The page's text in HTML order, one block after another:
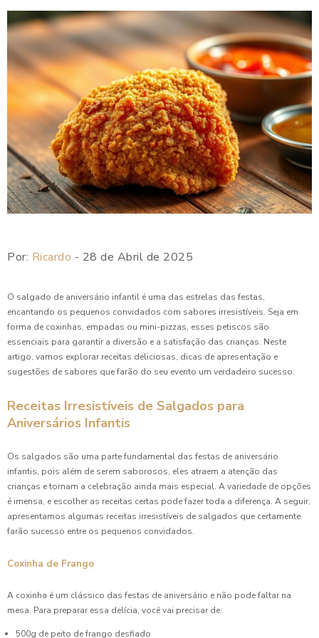
Como Preparar Coxinhas de Frango para Festa que
Sucesso
Como Preparar Deliciosas Coxinhas de Frango para Festa e
Impressionar seus Convidados
Como Preparar Esfiha de Carne para Festa Perfeita
Como Preparar Esfiha Pequena para Festa e Encantar seus
Convidados
Como Preparar o Enroladinho de Salsicha Perfeito para
Festas
Como Preparar Risole para Festa e Encantar seus
Convidados
Como Preparar Risoletes Irresistíveis para Sua Festa
Como Preparar Salgado Assado Para Festa Infantil Perfeita
Coxinha de Aniversário: 7 Receitas Irresistíveis para Festas
Coxinha de Aniversário: A Delícia que Não Pode Faltar na
Sua Festa
Coxinha de Aniversário é a Sensação das Festas: Descubra
Dicas Incríveis
Por: Ricardo - 28 de Abril de 2025
O salgado de aniversário infantil é uma das estrelas das festas,
encantando os pequenos convidados com sabores irresistíveis. Seja em
forma de coxinhas, empadas ou mini-pizzas, esses petiscos são
essenciais para garantir a diversão e a satisfação das crianças. Neste
artigo, vamos explorar receitas deliciosas, dicas de apresentação e
sugestões de sabores que farão do seu evento um verdadeiro sucesso.
Receitas Irresistíveis de Salgados para
Aniversários Infantis
Os salgados são uma parte fundamental das festas de aniversário
infantis, pois além de serem saborosos, eles atraem a atenção das
crianças e tornam a celebração ainda mais especial. A variedade de opções
é imensa, e escolher as receitas certas pode fazer toda a diferença. A seguir,
apresentamos algumas receitas irresistíveis de salgados que certamente
farão sucesso entre os pequenos convidados.
Coxinha de Frango
A coxinha é um clássico das festas de aniversário e não pode faltar na
mesa. Para preparar essa delícia, você vai precisar de:
500g de peito de frango desfiado